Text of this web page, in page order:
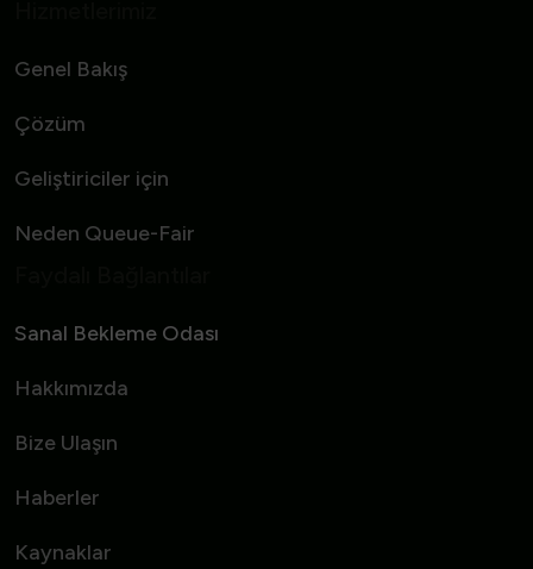
Genel Bakış
Çözüm
Geliştiriciler için
Neden Queue-Fair
Sanal Bekleme Odası
Hakkımızda
Bize Ulaşın
Haberler
Kaynaklar